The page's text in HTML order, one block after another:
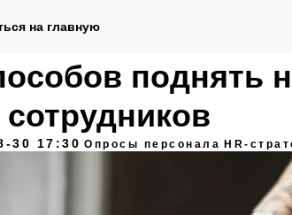
на главную
поднять
30 17:30 Опросы персонала HR-